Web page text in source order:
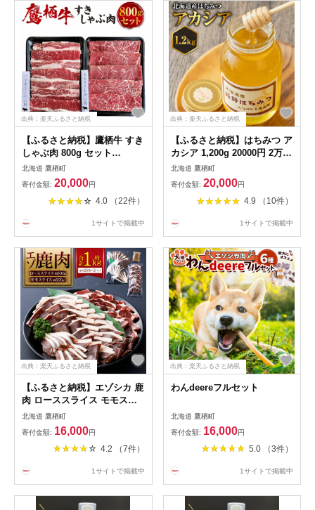
出典：楽天ふるさと納税
【ふるさと納税】鷹栖牛 すき
しゃぶ肉 800g セット
400g×2パック すき焼き しゃ
ぶしゃぶ 肉 お肉 牛肉 新田フ
ァーム 冷凍 薄切り うす切り
スライス （バラ・ウデ また
道 鷹栖町 送料無料
北海道 鷹栖町
寄付金額: 20,000円
4.0 （22件）
1サイトで掲載中
出典：楽天ふるさと納税
【ふるさと納税】はちみつ ア
カシア 1,200g 20000円 2万
蜂蜜 国産 日本産 みつばち工
房 山路 ハチミツ ハチ蜜 瓶入
り 純粋はちみつ 天然 100%
加工品 ギフト プレゼント 産
料
北海道 鷹栖町
寄付金額: 20,000円
4.9 （10件）
1サイトで掲載中
出典：楽天ふるさと納税
【ふるさと納税】エゾシカ 鹿
肉 ローススライス モモスラ
イス 各250g×2パック 北海道
鷹栖町 ロース もも肉 高たん
ぱく 低脂肪 山恵 鹿肉 ジビエ
肉 お肉 スライス肉 オリジナ
キ カツ ソテー 料理 グルメ
北海道 鷹栖町
寄付金額: 16,000円
4.2 （7件）
1サイトで掲載中
出典：楽天ふるさと納税
わんdeereフルセット
北海道 鷹栖町
寄付金額: 16,000円
5.0 （3件）
1サイトで掲載中